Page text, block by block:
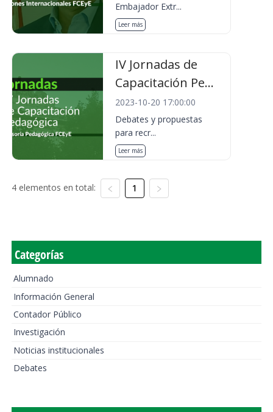
Embajador Extr...
Leer más
IV Jornadas de
Capacitación Pe...
2023-10-20 17:00:00
Debates y propuestas
para recr...
Leer más
4 elementos en total: 1
Categorías
Alumnado
Información General
Contador Público
Investigación
Noticias institucionales
Debates